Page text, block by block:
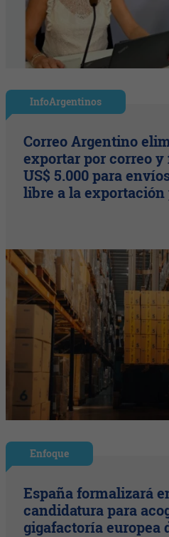
InfoArgentinos
Correo Argentino
exportar por correo
US$ 5.000 para
libre a la exportación
Enfoque
España formalizará
candidatura para
gigafactoría europea